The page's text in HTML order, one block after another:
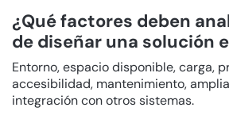
¿Qué factores deben
de diseñar una solución
Entorno, espacio disponible, carga,
accesibilidad, mantenimiento,
integración con otros sistemas.